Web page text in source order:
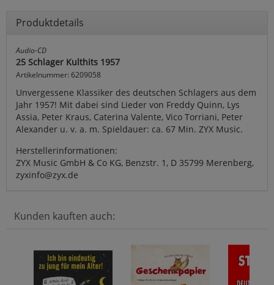
Produktdetails
Audio-CD
25 Schlager Kulthits 1957
Artikelnummer: 6209058
Unvergessene Klassiker des deutschen Schlagers aus dem
Jahr 1957! Mit dabei sind Lieder von Freddy Quinn, Lys
Assia, Peter Kraus, Caterina Valente, Vico Torriani, Peter
Alexander u. v. a. m. Spieldauer: ca. 67 Min. ZYX Music.
Herstellerinformationen:
ZYX Music GmbH & Co KG, Benzstr. 1, D 35799 Merenberg,
zyxinfo@zyx.de
Kunden kauften auch: